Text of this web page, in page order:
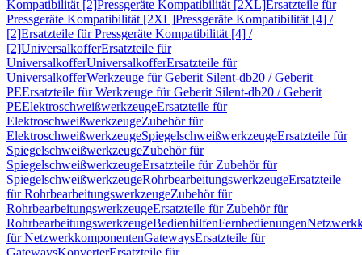
Kompatibilität [2]Pressgeräte Kompatibilität [2XL]Ersatzteile für
Pressgeräte Kompatibilität [2XL]Pressgeräte Kompatibilität [4] /
[2]Ersatzteile für Pressgeräte Kompatibilität [4] /
[2]UniversalkofferErsatzteile für
UniversalkofferUniversalkofferErsatzteile für
UniversalkofferWerkzeuge für Geberit Silent-db20 / Geberit
PEErsatzteile für Werkzeuge für Geberit Silent-db20 / Geberit
PEElektroschweißwerkzeugeErsatzteile für
ElektroschweißwerkzeugeZubehör für
ElektroschweißwerkzeugeSpiegelschweißwerkzeugeErsatzteile für
SpiegelschweißwerkzeugeZubehör für
SpiegelschweißwerkzeugeErsatzteile für Zubehör für
SpiegelschweißwerkzeugeRohrbearbeitungswerkzeugeErsatzteile
für RohrbearbeitungswerkzeugeZubehör für
RohrbearbeitungswerkzeugeErsatzteile für Zubehör für
RohrbearbeitungswerkzeugeBedienhilfenFernbedienungen
für NetzwerkkomponentenGatewaysErsatzteile für
GatewaysKonverterErsatzteile für